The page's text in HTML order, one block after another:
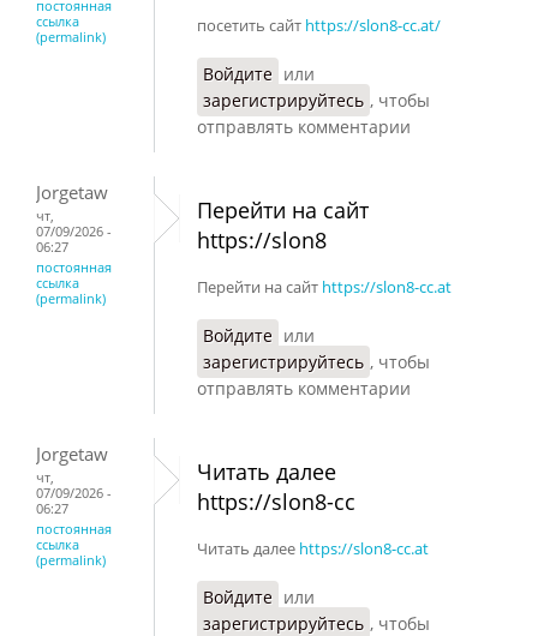
постоянная
ссылка
(permalink)
посетить сайт https://slon8-cc.at/
Войдите или
зарегистрируйтесь , чтобы
отправлять комментарии
Jorgetaw
чт,
07/09/2026 -
06:27
постоянная
ссылка
(permalink)
Перейти на сайт
https://slon8
Перейти на сайт https://slon8-cc.at
Войдите или
зарегистрируйтесь , чтобы
отправлять комментарии
Jorgetaw
чт,
07/09/2026 -
06:27
постоянная
ссылка
(permalink)
Читать далее
https://slon8-cc
Читать далее https://slon8-cc.at
Войдите или
зарегистрируйтесь , чтобы